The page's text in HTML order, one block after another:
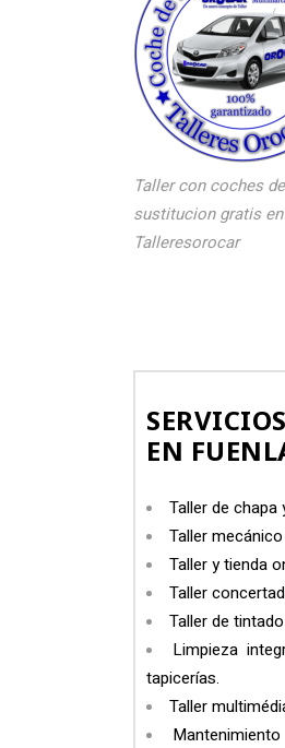
Taller con coches de
sustitucion gratis en
Talleresorocar
EN
Taller de
Taller
Taller y tienda
Taller
Taller de
Limpieza
tapicerías.
Taller